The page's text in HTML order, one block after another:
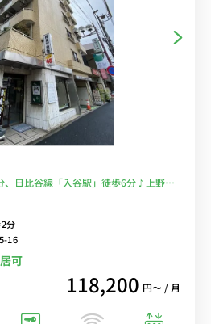
、日比谷線「入谷駅」徒歩6分♪上野ま
タル中！
分
16
可
118,200 円〜 / 月